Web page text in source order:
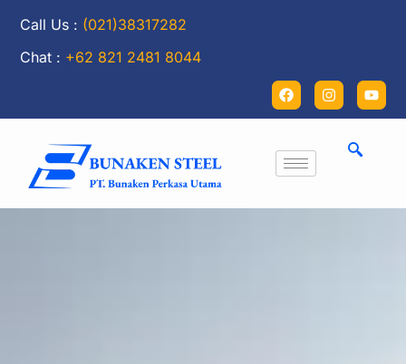
Call Us : (021)38317282
Chat : +62 821 2481 8044